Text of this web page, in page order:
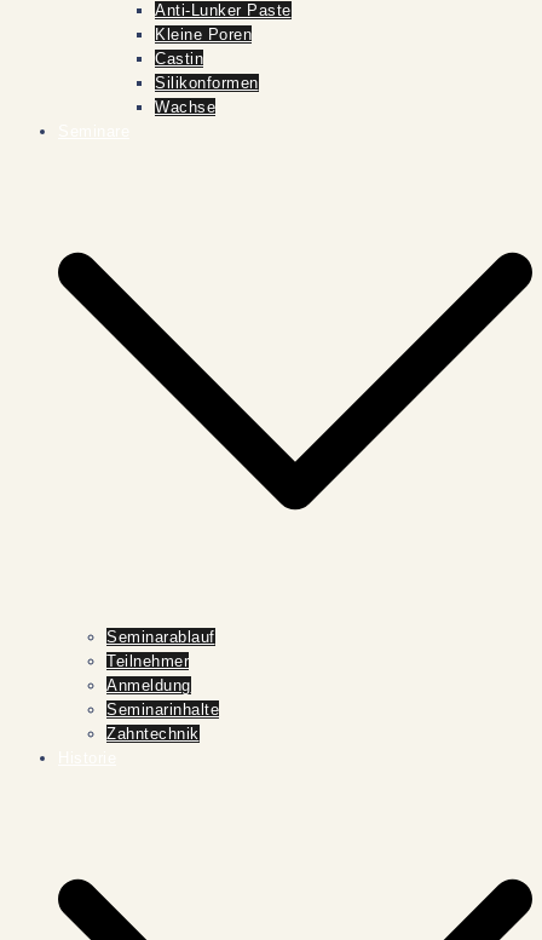
Anti-Lunker Paste
Kleine Poren
Castin
Silikonformen
Wachse
Seminarablauf
Teilnehmer
Anmeldung
Seminarinhalte
Zahntechnik